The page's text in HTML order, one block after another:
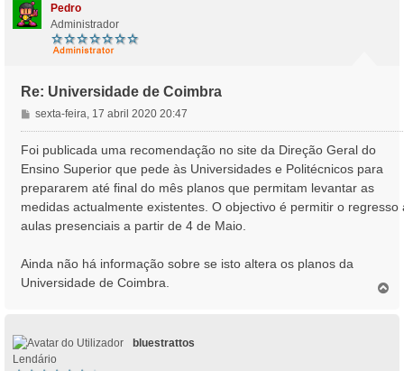
Pedro
Administrador
Re: Universidade de Coimbra
M
e
n
a
g
e
m
sexta-feira, 17 abril 2020 20:47
Foi publicada uma recomendação no site da Direção Geral do
Ensino Superior que pede às Universidades e Politécnicos para
prepararem até final do mês planos que permitam levantar as
medidas actualmente existentes. O objectivo é permitir o regresso
aulas presenciais a partir de 4 de Maio.
Ainda não há informação sobre se isto altera os planos da
Universidade de Coimbra.
bluestrattos
Lendário